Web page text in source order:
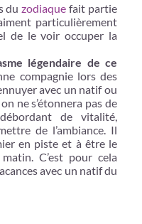
duzodiaque fait partie
particulièrement
de le voir occuper la
légendaire de ce
compagnie lors des
avec un natif ou
ne s’étonnera pas de
de vitalité,
de l’ambiance. Il
en piste et à être le
C’est pour cela
avec un natif du